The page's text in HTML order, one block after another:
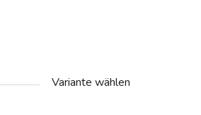
Variante wählen